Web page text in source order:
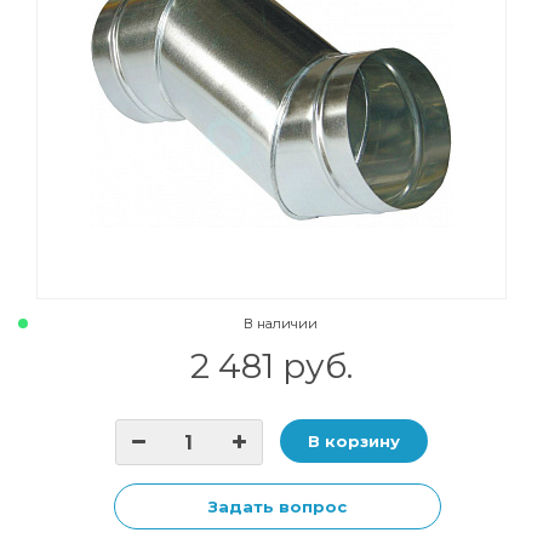
В наличии
2 481 руб.
В корзину
Задать вопрос